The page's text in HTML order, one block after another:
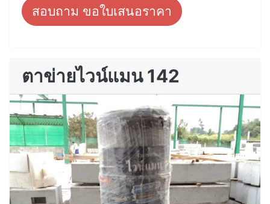
สอบถาม ขอใบเสนอราคา
ตาข่ายไวน์แมน 142